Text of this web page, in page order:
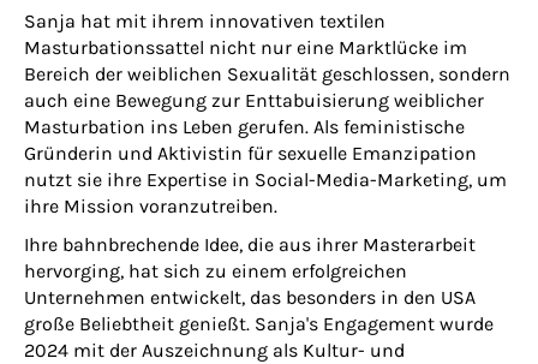
Sanja hat mit ihrem innovativen textilen
Masturbationssattel nicht nur eine Marktlücke im
Bereich der weiblichen Sexualität geschlossen, sondern
auch eine Bewegung zur Enttabuisierung weiblicher
Masturbation ins Leben gerufen. Als feministische
Gründerin und Aktivistin für sexuelle Emanzipation
nutzt sie ihre Expertise in Social-Media-Marketing, um
ihre Mission voranzutreiben.
Ihre bahnbrechende Idee, die aus ihrer Masterarbeit
hervorging, hat sich zu einem erfolgreichen
Unternehmen entwickelt, das besonders in den USA
große Beliebtheit genießt. Sanja's Engagement wurde
2024 mit der Auszeichnung als Kultur- und